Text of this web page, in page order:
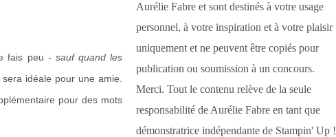
fais peu - sauf quand les
idéale pour une amie.
pour des mots
Aurélie Fabre et sont destinés à votre usage
personnel, à votre inspiration et à votre plaisir
uniquement et ne peuvent être copiés pour
publication ou soumission à un concours.
Merci. Tout le contenu relève de la seule
responsabilité de Aurélie Fabre en tant que
démonstratrice indépendante de Stampin' Up !